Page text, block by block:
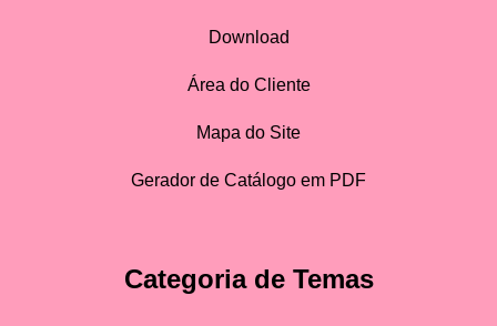
Download
Área do Cliente
Mapa do Site
Gerador de Catálogo em PDF
Categoria de Temas